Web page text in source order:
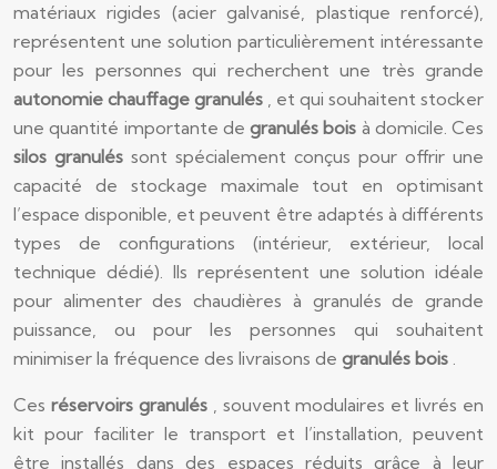
matériaux rigides (acier galvanisé, plastique renforcé),
représentent une solution particulièrement intéressante
pour les personnes qui recherchent une très grande
autonomie chauffage granulés , et qui souhaitent stocker
une quantité importante de granulés bois à domicile. Ces
silos granulés sont spécialement conçus pour offrir une
capacité de stockage maximale tout en optimisant
l’espace disponible, et peuvent être adaptés à différents
types de configurations (intérieur, extérieur, local
technique dédié). Ils représentent une solution idéale
pour alimenter des chaudières à granulés de grande
puissance, ou pour les personnes qui souhaitent
minimiser la fréquence des livraisons de granulés bois .
Ces réservoirs granulés , souvent modulaires et livrés en
kit pour faciliter le transport et l’installation, peuvent
être installés dans des espaces réduits grâce à leur